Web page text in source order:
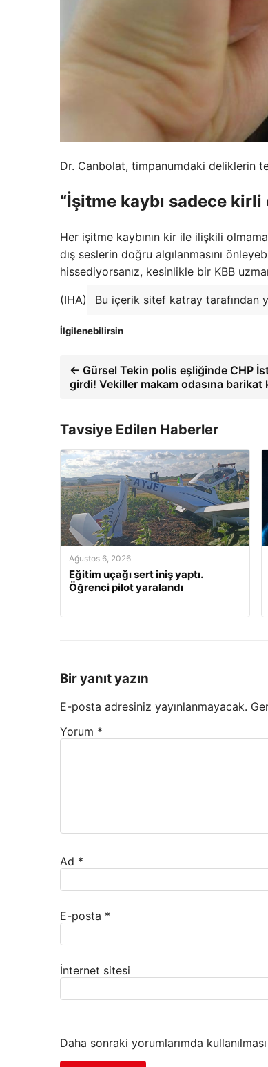
Dr. Canbolat, timpanumdaki deliklerin
“İşitme kaybı sadece kirli
Her işitme kaybının kir ile ilişkili
dış seslerin doğru algılanmasını
hissediyorsanız, kesinlikle bir KBB
(IHA) Bu içerik sitef katray tarafından
İlgilenebilirsin
← Gürsel Tekin polis eşliğinde CHP
girdi! Vekiller makam odasına barikat
Tavsiye Edilen Haberler
Ağustos 6, 2026
Eğitim uçağı sert iniş yaptı.
Öğrenci pilot yaralandı
Bir yanıt yazın
E-posta adresiniz yayınlanmayacak.
Yorum *
Ad *
E-posta *
İnternet sitesi
Daha sonraki yorumlarımda